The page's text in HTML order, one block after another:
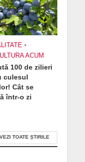
•
ACUM
100 de zilieri
culesul
Cât se
într-o zi
VEZI TOATE ȘTIRILE